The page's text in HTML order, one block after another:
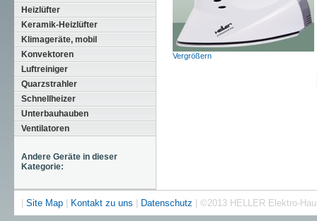
Heizlüfter
Keramik-Heizlüfter
Klimageräte, mobil
Konvektoren
Luftreiniger
Quarzstrahler
Schnellheizer
Unterbauhauben
Ventilatoren
Andere Geräte in dieser
Kategorie:
Vergrößern
Site Map| Kontakt zu uns Datenschutz | ©2013 HELLER Elektro-